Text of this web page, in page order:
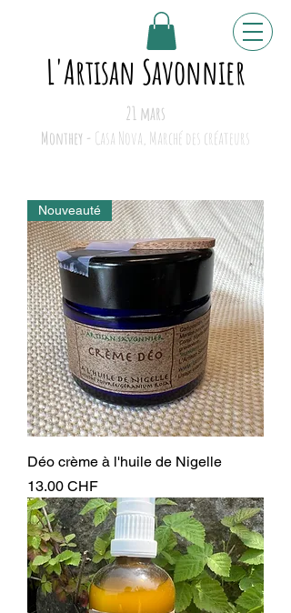
L'Artisan Savonnier
21 mars
Monthey - Casa Nova, Marché des créateurs
Nouveauté
Déo crème à l'huile de Nigelle
Prix
13.00 CHF